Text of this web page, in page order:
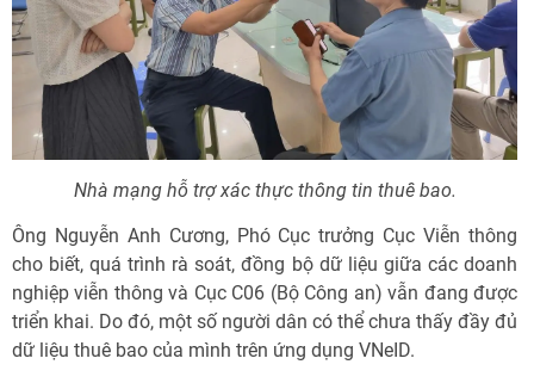
Nhà mạng hỗ trợ xác thực thông tin thuê bao.
Ông Nguyễn Anh Cương, Phó Cục trưởng Cục Viễn thông
cho biết, quá trình rà soát, đồng bộ dữ liệu giữa các doanh
nghiệp viễn thông và Cục C06 (Bộ Công an) vẫn đang được
triển khai. Do đó, một số người dân có thể chưa thấy đầy đủ
dữ liệu thuê bao của mình trên ứng dụng VNeID.